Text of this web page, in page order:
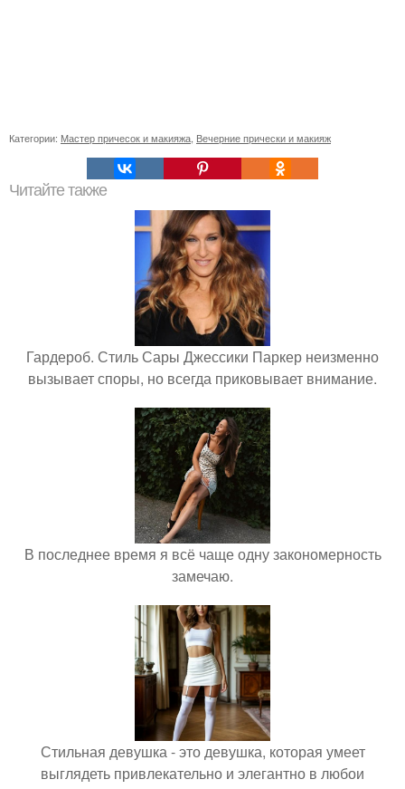
Категории: Мастер причесок и макияжа Вечерние прически и макияж
Читайте также
Гардероб. Стиль Сары Джессики Паркер неизменно
вызывает споры, но всегда приковывает внимание.
В последнее время я всё чаще одну закономерность
замечаю.
Стильная девушка - это девушка, которая умеет
выглядеть привлекательно и элегантно в любои